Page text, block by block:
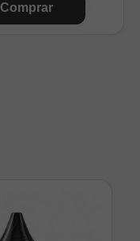
Comprar